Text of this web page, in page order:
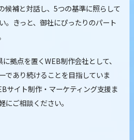
候補と対話し、5つの基準に照らして
。きっと、御社にぴったりのパート
拠点を置くWEB制作会社として、
であり続けることを目指していま
サイト制作・マーケティング支援ま
にご相談ください。